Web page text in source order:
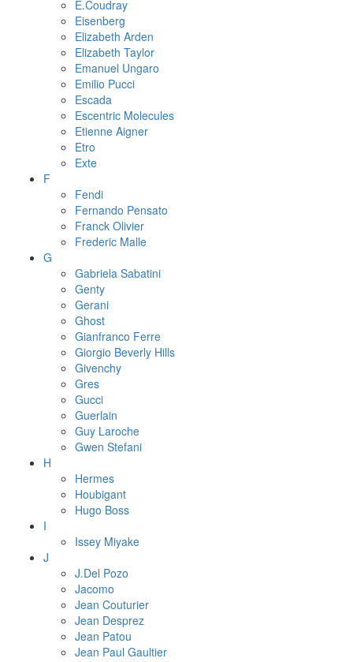
E.Coudray
Eisenberg
Elizabeth Arden
Elizabeth Taylor
Emanuel Ungaro
Emilio Pucci
Escada
Escentric Molecules
Etienne Aigner
Etro
Exte
F
Fendi
Fernando Pensato
Franck Olivier
Frederic Malle
G
Gabriela Sabatini
Genty
Gerani
Ghost
Gianfranco Ferre
Giorgio Beverly Hills
Givenchy
Gres
Gucci
Guerlain
Guy Laroche
Gwen Stefani
H
Hermes
Houbigant
Hugo Boss
I
Issey Miyake
J
J.Del Pozo
Jacomo
Jean Couturier
Jean Desprez
Jean Patou
Jean Paul Gaultier